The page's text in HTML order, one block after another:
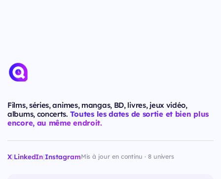
Films, séries, animes, mangas, BD, livres, jeux vidéo,
albums, concerts. Toutes les dates de sortie et bien plus
encore, au même endroit.
X|LinkedIn|InstagramMis à jour en continu · 8 univers